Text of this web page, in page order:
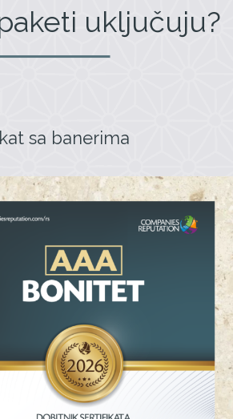
uključuju?
sa banerima